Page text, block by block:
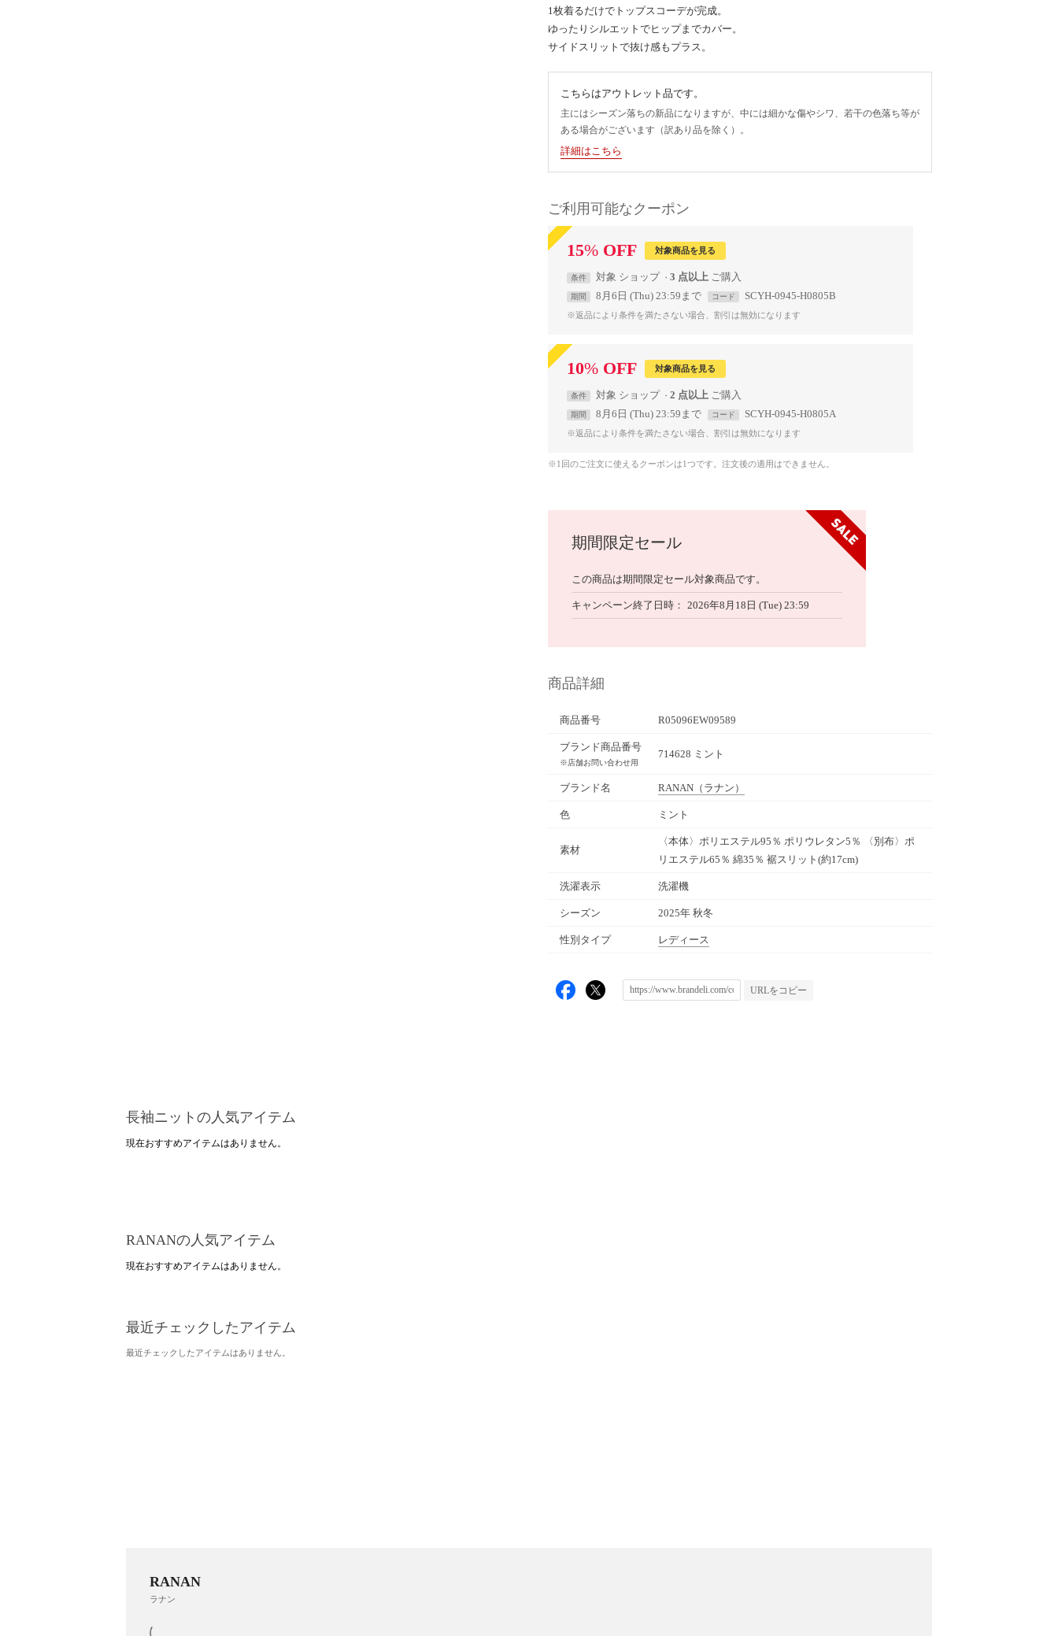
1枚着るだけでトップスコーデが完成。
ゆったりシルエットでヒップまでカバー。
サイドスリットで抜け感もプラス。
こちらはアウトレット品です。
主にはシーズン落ちの新品になりますが、中には細かな傷やシワ、若干の色落ち等が
ある場合がございます（訳あり品を除く）。
詳細はこちら
ご利用可能なクーポン
15% OFF 対象商品を見る
条件 対象 ショップ 3 点以上
期間 8月6日 (Thu) 23:59まで コード SCYH-0945-H0805B
※返品により条件を満たさない場合、割引は無効になります
10% OFF 対象商品を見る
条件 対象 ショップ 2 点以上
期間 8月6日 (Thu) 23:59まで コード SCYH-0945-H0805A
※返品により条件を満たさない場合、割引は無効になります
※1回のご注文に使えるクーポンは1つです。注文後の適用はできません。
期間限定セール
この商品は期間限定セール対象商品です。
キャンペーン終了日時 2026年8月18日 (Tue) 23:59
商品詳細
商品番号 R05096EW09589
ブランド商品番号
※店舗お問い合わせ用
714628 ミント
ブランド名 RANAN （ラナン）
色 ミント
素材
〈本体〉ポリエステル95％ ポリウレタン5％ 〈別布〉ポ
リエステル65％ 綿35％ 裾スリット(約17cm)
洗濯表示 洗濯機
シーズン 2025年 秋冬
性別タイプ レディース
URLをコピー
長袖ニットの人気アイテム
現在おすすめアイテムはありません。
RANANの人気アイテム
現在おすすめアイテムはありません。
最近チェックしたアイテム
最近チェックしたアイテムはありません。
RANAN
ラナン